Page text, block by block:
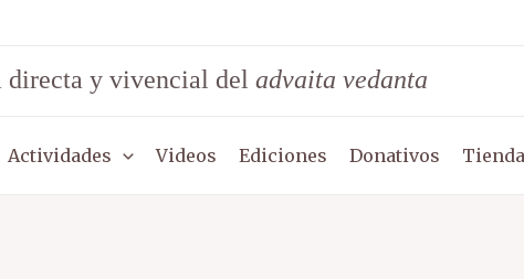
directa y vivencial del advaita vedanta
Actividades Videos Ediciones Donativos Tienda